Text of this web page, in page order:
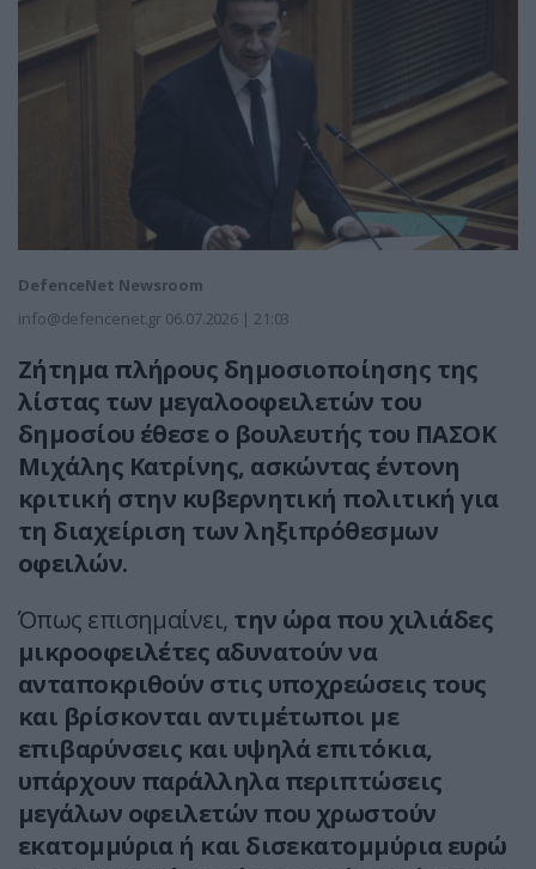
DefenceNet Newsroom
info@defencenet.gr 06.07.2026 | 21:03
Ζήτημα πλήρους δημοσιοποίησης της
λίστας των μεγαλοοφειλετών του
δημοσίου έθεσε ο βουλευτής του ΠΑΣΟΚ
Μιχάλης Κατρίνης, ασκώντας έντονη
κριτική στην κυβερνητική πολιτική για
τη διαχείριση των ληξιπρόθεσμων
οφειλών.
Όπως επισημαίνει, την ώρα που χιλιάδες
μικροοφειλέτες αδυνατούν να
ανταποκριθούν στις υποχρεώσεις τους
και βρίσκονται αντιμέτωποι με
επιβαρύνσεις και υψηλά επιτόκια,
υπάρχουν παράλληλα περιπτώσεις
μεγάλων οφειλετών που χρωστούν
εκατομμύρια ή και δισεκατομμύρια ευρώ